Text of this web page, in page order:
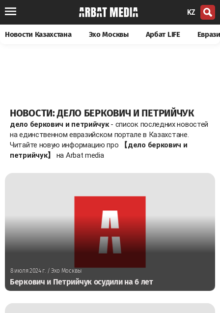
KZ
Новости Казахстана Эхо Москвы Арбат LIFE
НОВОСТИ: ДЕЛО БЕРКОВИЧ И ПЕТРИЙЧУК
дело беркович и петрийчук- список последних новостей
на единственном евразийском портале в Казахстане.
Читайте новую информацию про
【дело беркович и
петрийчук】
на Arbat media
8 июля 2024 г./ Эхо Москвы
Беркович и Петрийчук осудили на 6 лет